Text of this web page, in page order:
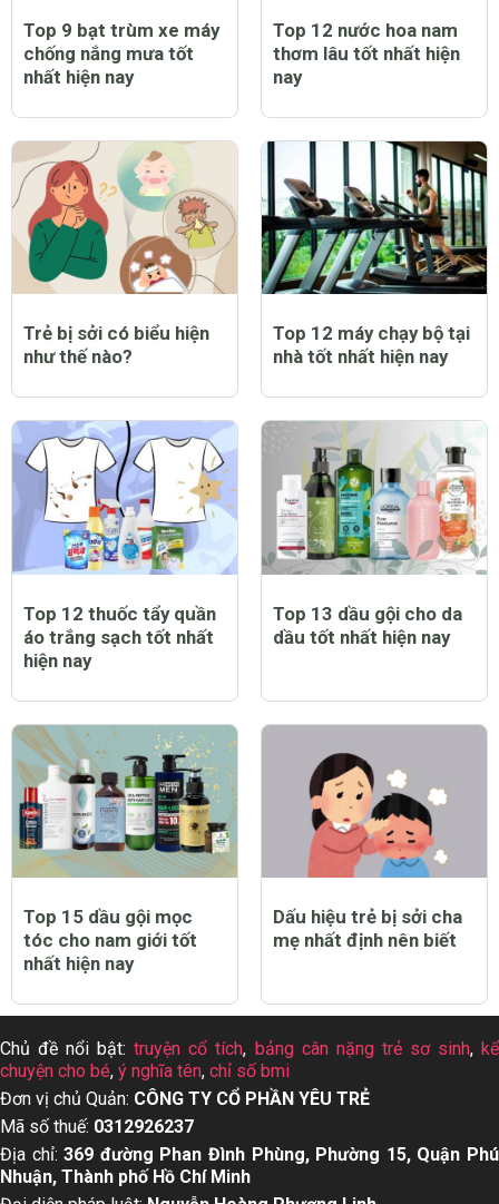
Top 9 bạt trùm xe máy
chống nắng mưa tốt
nhất hiện nay
Top 12 nước hoa nam
thơm lâu tốt nhất hiện
nay
Trẻ bị sởi có biểu hiện
như thế nào?
Top 12 máy chạy bộ tại
nhà tốt nhất hiện nay
Top 12 thuốc tẩy quần
áo trắng sạch tốt nhất
hiện nay
Top 13 dầu gội cho da
dầu tốt nhất hiện nay
Top 15 dầu gội mọc
tóc cho nam giới tốt
nhất hiện nay
Dấu hiệu trẻ bị sởi cha
mẹ nhất định nên biết
Chủ đề nổi bật:truyện cổ tích, bảng cân nặng trẻ sơ sinh, kể
chuyện cho bé, ý nghĩa tên, chỉ số bmi
Đơn vị chủ Quản: CÔNG TY CỔ PHẦN YÊU TRẺ
Mã số thuế: 0312926237
Địa chỉ:369 đường Phan Đình Phùng, Phường 15, Quận Phú
Nhuận, Thành phố Hồ Chí Minh